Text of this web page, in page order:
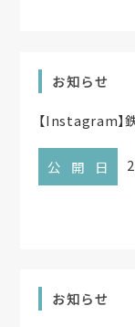
お知らせ
【Instagram】
公開日
お知らせ